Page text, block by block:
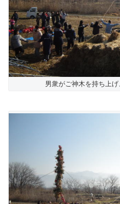
男衆がご神木を持ち上